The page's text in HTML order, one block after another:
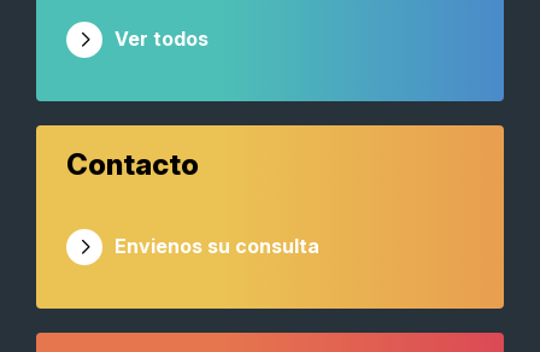
Ver todos
Contacto
Envienos su consulta